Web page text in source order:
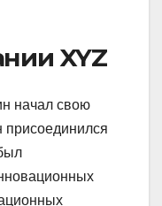
XYZ
начал свою
присоединился